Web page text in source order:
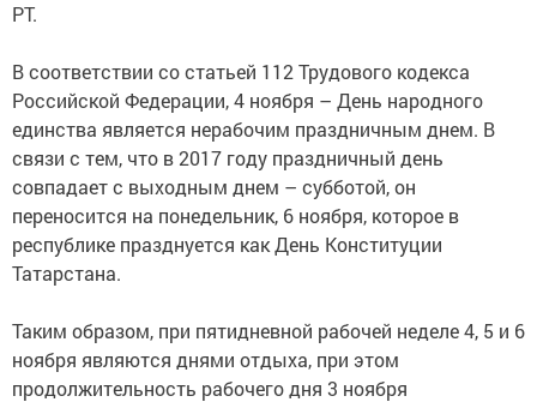
РТ.
В соответствии со статьей 112 Трудового кодекса
Российской Федерации, 4 ноября – День народного
единства является нерабочим праздничным днем. В
связи с тем, что в 2017 году праздничный день
совпадает с выходным днем – субботой, он
переносится на понедельник, 6 ноября, которое в
республике празднуется как День Конституции
Татарстана.
Таким образом, при пятидневной рабочей неделе 4, 5 и 6
ноября являются днями отдыха, при этом
продолжительность рабочего дня 3 ноября